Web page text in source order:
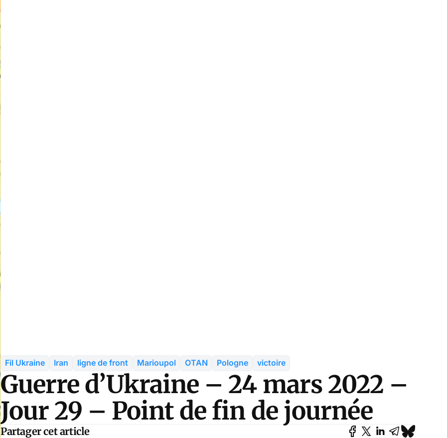
Fil Ukraine Iran ligne de front Marioupol OTAN Pologne victoire
Guerre d’Ukraine – 24 mars 2022 –
Jour 29 – Point de fin de journée
Partager cet article